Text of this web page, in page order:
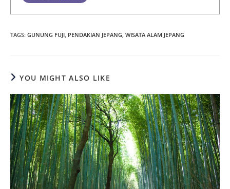
TAGS: GUNUNG FUJI, PENDAKIAN JEPANG, WISATA ALAM JEPANG
YOU MIGHT ALSO LIKE